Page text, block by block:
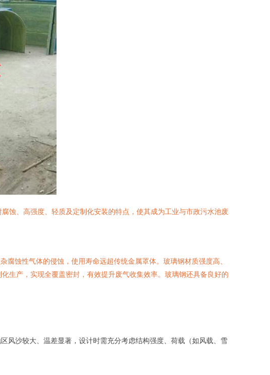
蚀、高强度、轻质及定制化安装的特点，使其成为工业与市政污水池废
蚀性气体的侵蚀，使用寿命远超传统金属罩体。玻璃钢材质强度高、
生产，实现全覆盖密封，有效提升废气收集效率。玻璃钢还具备良好的
风沙较大、温差显著，设计时需充分考虑结构强度、荷载（如风载、雪